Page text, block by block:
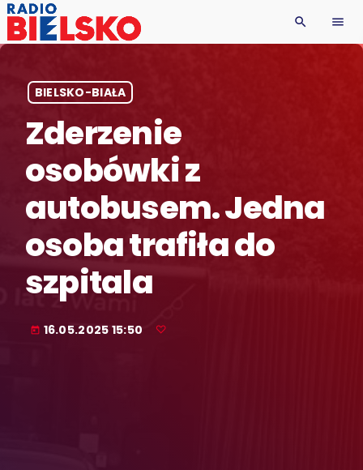
search menu
BIELSKO-BIAŁA
Zderzenie
osobówki z
autobusem. Jedna
osoba trafiła do
szpitala
today 16.05.2025 15:50